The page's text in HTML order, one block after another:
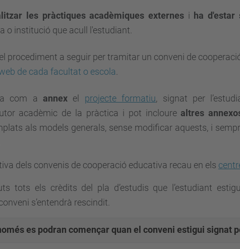
les pràctiques acadèmiques externes i ha d'estar
o institució que acull l'estudiant
procediment a seguir per tramitar un conveni de
de cada facultat o escola
com a annex el projecte formatiu, signat per
acadèmic de la pràctica i pot incloure altres
als models generals, sense modificar aquests, i
dels convenis de cooperació educativa recau en els
tots els crèdits del pla d’estudis que l’estudiant
s’entendrà rescindit.
es podran començar quan el conveni estigui signat